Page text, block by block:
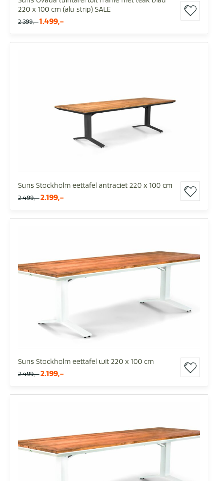
220 x 100 cm (alu strip) SALE
2.399,- 1.499,-
Suns Stockholm eettafel antraciet 220 x 100 cm
2.499,- 2.199,-
Suns Stockholm eettafel wit 220 x 100 cm
2.499,- 2.199,-